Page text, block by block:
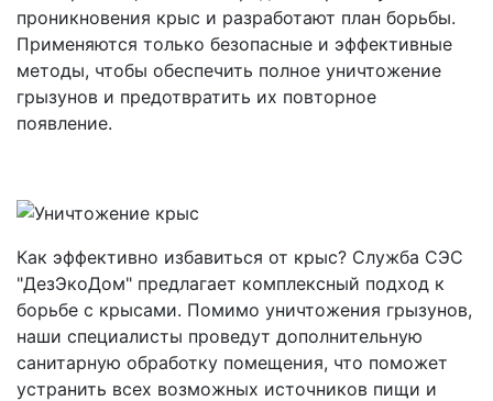
проникновения крыс и разработают план борьбы.
Применяются только безопасные и эффективные
методы, чтобы обеспечить полное уничтожение
грызунов и предотвратить их повторное
появление.
Как эффективно избавиться от крыс? Служба СЭС
"ДезЭкоДом" предлагает комплексный подход к
борьбе с крысами. Помимо уничтожения грызунов,
наши специалисты проведут дополнительную
санитарную обработку помещения, что поможет
устранить всех возможных источников пищи и